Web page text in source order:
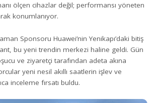
ölçen cihazlar değil; performansı yöneten
konumlanıyor.
Sponsoru Huawei’nin Yenikapı’daki bitiş
bu yeni trendin merkezi haline geldi. Gün
ve ziyaretçi tarafından adeta akına
yeni nesil akıllı saatlerin işlev ve
inceleme fırsatı buldu.